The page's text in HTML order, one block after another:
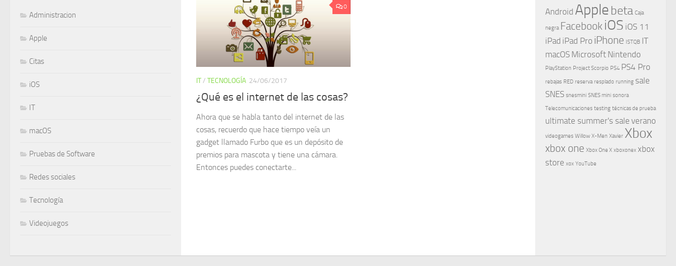
0
IT/ TECNOLOGÍA 24/06/2017
¿Qué es el internet de las cosas?
Ahora que se habla tanto del internet de las
cosas, recuerdo que hace tiempo veía un
gadget llamado Furbo que es un depósito de
premios para mascota y tiene una cámara.
Entonces puedes conectarte...
Administracion
Apple
Citas
iOS
IT
macOS
Pruebas de Software
Redes sociales
Tecnología
Videojuegos
Android Applebeta Caja
negra Facebook iOS iOS 11
iPad iPad Pro iPhone ISTQB IT
macOS Microsoft Nintendo
PlayStation Project Scorpio PS4 PS4 Pro
rebajas RED reserva resplado running sale
SNES snesmini SNES mini sonora
Telecomunicaciones testing técnicas de prueba
ultimate summer's sale verano
videogames Willow X-Men Xavier Xbox
xbox one Xbox One X xboxonex xbox
store xox YouTube